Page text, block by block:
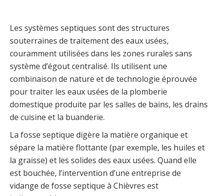
Les systèmes septiques sont des structures
souterraines de traitement des eaux usées,
couramment utilisées dans les zones rurales sans
système d’égout centralisé. Ils utilisent une
combinaison de nature et de technologie éprouvée
pour traiter les eaux usées de la plomberie
domestique produite par les salles de bains, les drains
de cuisine et la buanderie.
La fosse septique digère la matière organique et
sépare la matière flottante (par exemple, les huiles et
la graisse) et les solides des eaux usées. Quand elle
est bouchée, l’intervention d’une entreprise de
vidange de fosse septique à Chièvres est